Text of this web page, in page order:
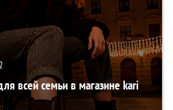
всей семьи в магазине kari